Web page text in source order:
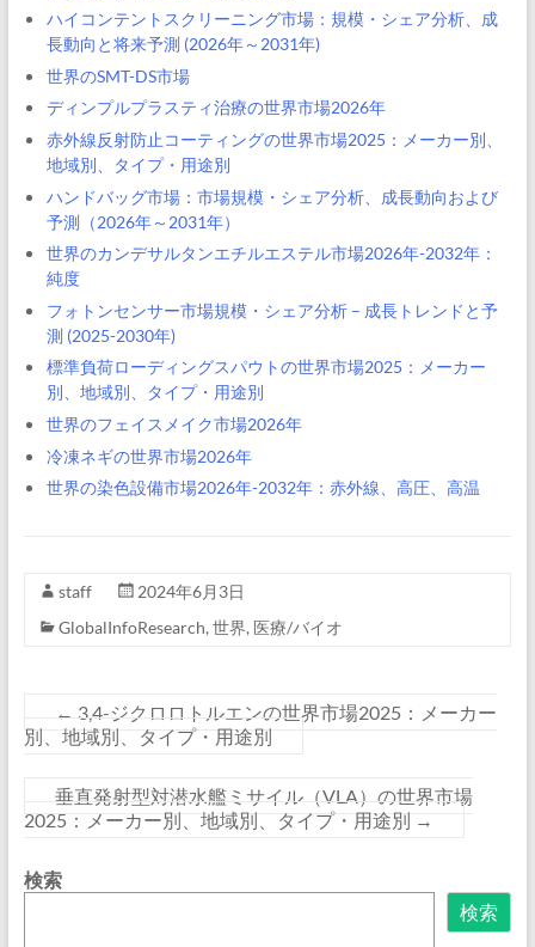
ハイコンテントスクリーニング市場：規模・シェア分析、成
長動向と将来予測 (2026年～2031年)
世界のSMT-DS市場
ディンプルプラスティ治療の世界市場2026年
赤外線反射防止コーティングの世界市場2025：メーカー別、
地域別、タイプ・用途別
ハンドバッグ市場：市場規模・シェア分析、成長動向および
予測（2026年～2031年）
世界のカンデサルタンエチルエステル市場2026年-2032年：
純度
フォトンセンサー市場規模・シェア分析 – 成長トレンドと予
測 (2025-2030年)
標準負荷ローディングスパウトの世界市場2025：メーカー
別、地域別、タイプ・用途別
世界のフェイスメイク市場2026年
冷凍ネギの世界市場2026年
世界の染色設備市場2026年-2032年：赤外線、高圧、高温
staff
2024年6月3日
GlobalInfoResearch, 世界, 医療/バイオ
← 3,4-ジクロロトルエンの世界市場2025：メーカー
別、地域別、タイプ・用途別
垂直発射型対潜水艦ミサイル（VLA）の世界市場
2025：メーカー別、地域別、タイプ・用途別 →
検索
検索